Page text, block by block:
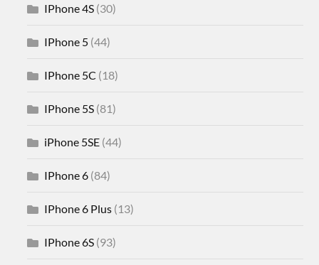
IPhone 4S (30)
IPhone 5 (44)
IPhone 5C (18)
IPhone 5S (81)
iPhone 5SE (44)
IPhone 6 (84)
IPhone 6 Plus (13)
IPhone 6S (93)